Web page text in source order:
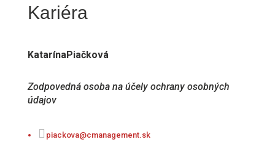
Kariéra
KatarínaPiačková
Zodpovedná osoba na účely ochrany osobných
údajov
 piackova@cmanagement.sk